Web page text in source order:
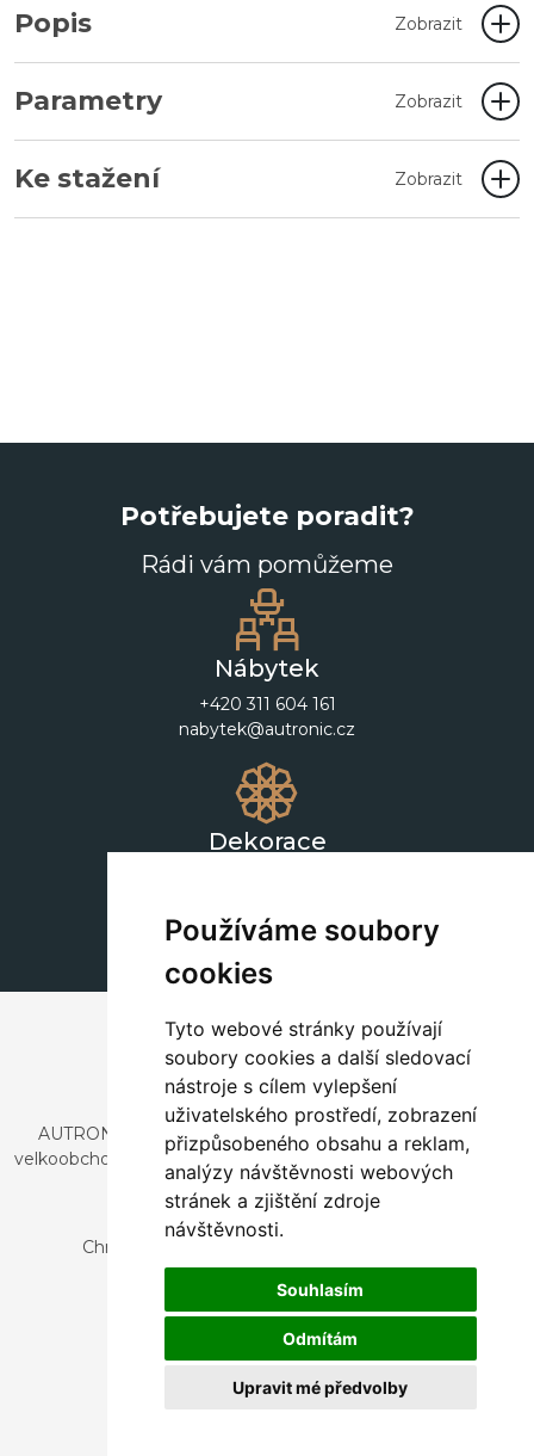
Používáme soubory
cookies
Tyto webové stránky používají
soubory cookies a další sledovací
nástroje s cílem vylepšení
uživatelského prostředí, zobrazení
přizpůsobeného obsahu a reklam,
analýzy návštěvnosti webových
stránek a zjištění zdroje
návštěvnosti.
Souhlasím
Odmítám
Upravit mé předvolby
Popis Zobrazit
Parametry Zobrazit
Ke stažení Zobrazit
Potřebujete poradit?
Rádi vám pomůžeme
Nábytek
+420 311 604 161
nabytek@autronic.cz
Dekorace
AUTRONIC, s.r.o. je společnost zabývající se dovozem a
velkoobchodním prodejem designového i stylového nábytku
a dekorací.
Česká republika
Chrustenice 270, 267 12 Loděnice u Berouna
Slovensko
Nová 366, 032 02 Závažná Poruba